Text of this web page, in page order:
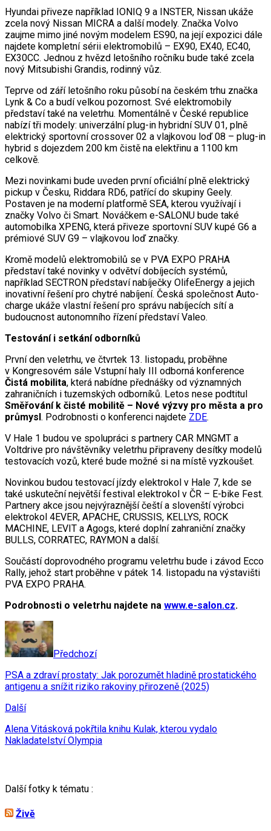
Hyundai přiveze například IONIQ 9 a INSTER, Nissan ukáže
zcela nový Nissan MICRA a další modely. Značka Volvo
zaujme mimo jiné novým modelem ES90, na její expozici dále
najdete kompletní sérii elektromobilů – EX90, EX40, EC40,
EX30CC. Jednou z hvězd letošního ročníku bude také zcela
nový Mitsubishi Grandis, rodinný vůz.
Teprve od září letošního roku působí na českém trhu značka
Lynk & Co a budí velkou pozornost. Své elektromobily
představí také na veletrhu. Momentálně v České republice
nabízí tři modely: univerzální plug-in hybridní SUV 01, plně
elektrický sportovní crossover 02 a vlajkovou loď 08 – plug-in
hybrid s dojezdem 200 km čistě na elektřinu a 1100 km
celkově.
Mezi novinkami bude uveden první oficiální plně elektrický
pickup v Česku, Riddara RD6, patřící do skupiny Geely.
Postaven je na moderní platformě SEA, kterou využívají i
značky Volvo či Smart. Nováčkem e-SALONU bude také
automobilka XPENG, která přiveze sportovní SUV kupé G6 a
prémiové SUV G9 – vlajkovou loď značky.
Kromě modelů elektromobilů se v PVA EXPO PRAHA
představí také novinky v odvětví dobíjecích systémů,
například SECTRON představí nabíječky OlifeEnergy a jejich
inovativní řešení pro chytré nabíjení. Česká společnost Auto-
charge ukáže vlastní řešení pro správu nabíjecích sítí a
budoucnost autonomního řízení představí Valeo.
Testování i setkání odborníků
První den veletrhu, ve čtvrtek 13. listopadu, proběhne
v Kongresovém sále Vstupní haly III odborná konference
Čistá mobilita, která nabídne přednášky od významných
zahraničních i tuzemských odborníků. Letos nese podtitul
Směřování k čisté mobilitě – Nové výzvy pro města a pro
průmysl. Podrobnosti o konferenci najdete ZDE.
V Hale 1 budou ve spolupráci s partnery CAR MNGMT a
Voltdrive pro návštěvníky veletrhu připraveny desítky modelů
testovacích vozů, které bude možné si na místě vyzkoušet.
Novinkou budou testovací jízdy elektrokol v Hale 7, kde se
také uskuteční největší festival elektrokol v ČR – E-bike Fest.
Partnery akce jsou nejvýraznější čeští a slovenští výrobci
elektrokol 4EVER, APACHE, CRUSSIS, KELLYS, ROCK
MACHINE, LEVIT a Agogs, které doplní zahraniční značky
BULLS, CORRATEC, RAYMON a další.
Součástí doprovodného programu veletrhu bude i závod Ecco
Rally, jehož start proběhne v pátek 14. listopadu na výstavišti
PVA EXPO PRAHA.
Podrobnosti o veletrhu najdete na www.e-salon.cz.
Předchozí
PSA a zdraví prostaty: Jak porozumět hladině prostatického
antigenu a snížit riziko rakoviny přirozeně (2025)
Další
Alena Vitásková pokřtila knihu Kulak, kterou vydalo
Nakladatelství Olympia
Další fotky k tématu :
Živě